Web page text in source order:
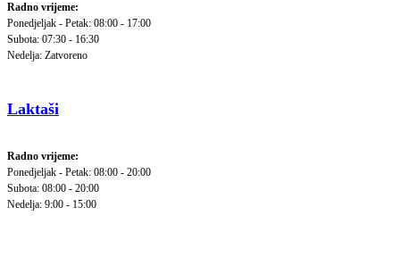
Radno vrijeme:
Ponedjeljak - Petak: 08:00 - 17:00
Subota: 07:30 - 16:30
Nedelja: Zatvoreno
Laktaši
Radno vrijeme:
Ponedjeljak - Petak: 08:00 - 20:00
Subota: 08:00 - 20:00
Nedelja: 9:00 - 15:00